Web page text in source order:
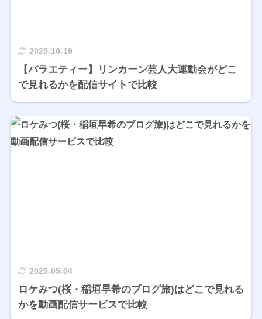
2025-10-19
【バラエティー】リンカーン芸人大運動会がどこ
で見れるかを配信サイトで比較
2025-05-04
ロケみつ(桜・稲垣早希のブログ旅)はどこで見れる
かを動画配信サービスで比較